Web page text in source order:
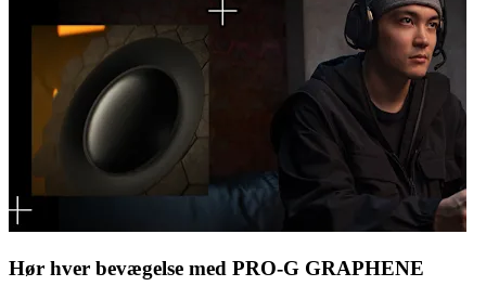
Hør hver bevægelse med PRO-G GRAPHENE